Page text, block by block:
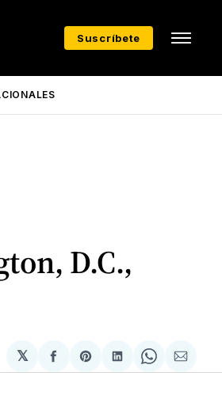
Suscríbete
D.C.,
𝕏
Compartir
en
Share
on
Compartir
en
Share
on
via